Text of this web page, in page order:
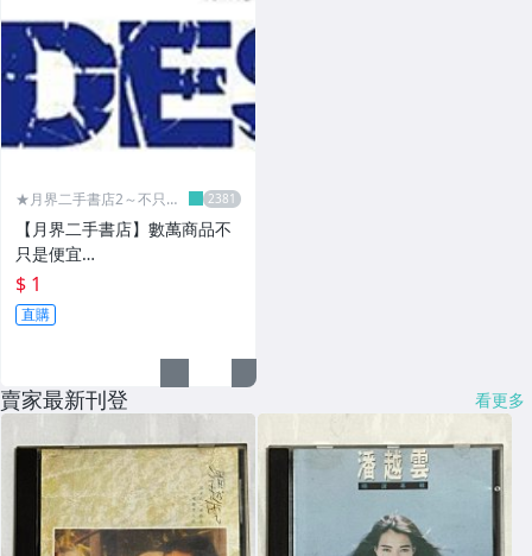
★月界二手書店2～不只是
【月界二手書店】數萬商品不
只是便宜…
$ 1
直購
賣家最新刊登 看更多